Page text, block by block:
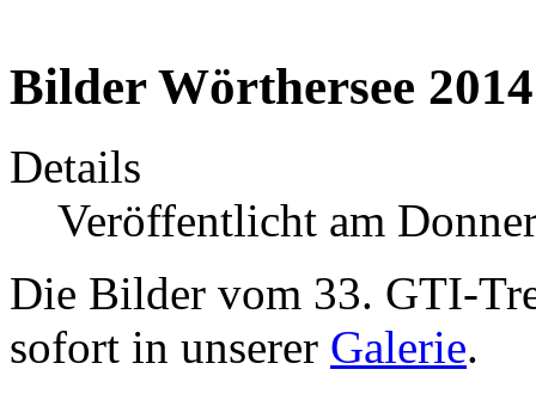
Bilder Wörthersee 2014
Details
Veröffentlicht am
Die Bilder vom 33. GTI-
sofort in unserer Galerie.